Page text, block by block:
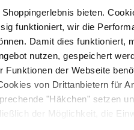
bieten.
funktioniert, wir die
Damit dies funktioniert,
nutzen, gespeichert
Funktionen der Webseite
von Drittanbietern für
"Häkchen" setzen
der Möglichkeit, die
AWG
zzgl.